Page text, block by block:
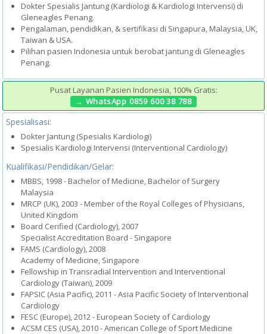
Dokter Spesialis Jantung (Kardiologi & Kardiologi Intervensi) di
Gleneagles Penang.
Pengalaman, pendidikan, & sertifikasi di Singapura, Malaysia, UK,
Taiwan & USA.
Pilihan pasien Indonesia untuk berobat jantung di Gleneagles
Penang.
Pusat Layanan Pasien Indonesia, 100% Gratis:
→ WhatsApp 0859 600 38 788
Spesialisasi:
Dokter Jantung (Spesialis Kardiologi)
Spesialis Kardiologi Intervensi (Interventional Cardiology)
Kualifikasi/Pendidikan/Gelar:
MBBS, 1998 - Bachelor of Medicine, Bachelor of Surgery
Malaysia
MRCP (UK), 2003 - Member of the Royal Colleges of Physicians,
United Kingdom
Board Cerified (Cardiology), 2007
Specialist Accreditation Board - Singapore
FAMS (Cardiology), 2008
Academy of Medicine, Singapore
Fellowship in Transradial Intervention and Interventional
Cardiology (Taiwan), 2009
FAPSIC (Asia Pacific), 2011 - Asia Pacific Society of Interventional
Cardiology
FESC (Europe), 2012 - European Society of Cardiology
ACSM CES (USA), 2010 - American College of Sport Medicine